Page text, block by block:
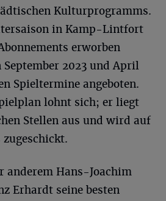
Kulturprogramms.
in Kamp-Lintfort
erworben
2023 und April
Spieltermine angeboten.
lohnt sich; er liegt
Stellen aus und wird auf
anderem Hans-Joachim
Erhardt seine besten